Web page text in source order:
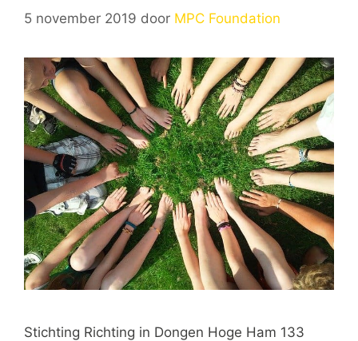
5 november 2019 door MPC Foundation
Stichting Richting in Dongen Hoge Ham 133